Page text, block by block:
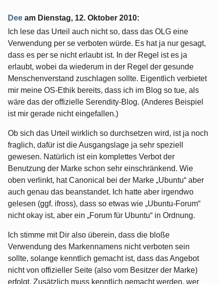
Dee am Dienstag, 12. Oktober 2010:
Ich lese das Urteil auch nicht so, dass das OLG eine
Verwendung per se verboten würde. Es hat ja nur gesagt,
dass es per se nicht erlaubt ist. In der Regel ist es ja
erlaubt, wobei da wiederum in der Regel der gesunde
Menschenverstand zuschlagen sollte. Eigentlich verbietet
mir meine OS-Ethik bereits, dass ich im Blog so tue, als
wäre das der offizielle Serendity-Blog. (Anderes Beispiel
ist mir gerade nicht eingefallen.)
Ob sich das Urteil wirklich so durchsetzen wird, ist ja noch
fraglich, dafür ist die Ausgangslage ja sehr speziell
gewesen. Natürlich ist ein komplettes Verbot der
Benutzung der Marke schon sehr einschränkend. Wie
oben verlinkt, hat Canonical bei der Marke „Ubuntu“ aber
auch genau das beanstandet. Ich hatte aber irgendwo
gelesen (ggf. ifross), dass so etwas wie „Ubuntu-Forum“
nicht okay ist, aber ein „Forum für Ubuntu“ in Ordnung.
Ich stimme mit Dir also überein, dass die bloße
Verwendung des Markennamens nicht verboten sein
sollte, solange kenntlich gemacht ist, dass das Angebot
nicht von offizieller Seite (also vom Besitzer der Marke)
erfolgt. Zusätzlich muss kenntlich gemacht werden, wer